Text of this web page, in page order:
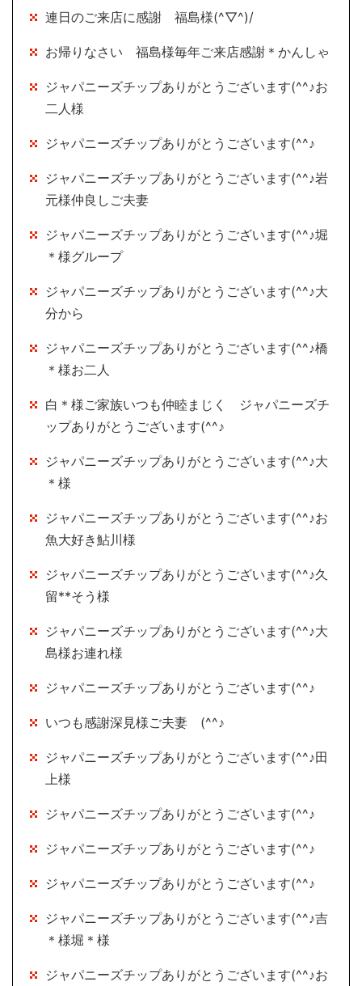
連日のご来店に感謝 福島様(^▽^)/
お帰りなさい 福島様毎年ご来店感謝＊かんしゃ
ジャパニーズチップありがとうございます(^^♪お
二人様
ジャパニーズチップありがとうございます(^^♪
ジャパニーズチップありがとうございます(^^♪岩
元様仲良しご夫妻
ジャパニーズチップありがとうございます(^^♪堀
＊様グループ
ジャパニーズチップありがとうございます(^^♪大
分から
ジャパニーズチップありがとうございます(^^♪橋
＊様お二人
白＊様ご家族いつも仲睦まじく ジャパニーズチ
ップありがとうございます(^^♪
ジャパニーズチップありがとうございます(^^♪大
＊様
ジャパニーズチップありがとうございます(^^♪お
魚大好き鮎川様
ジャパニーズチップありがとうございます(^^♪久
留**そう様
ジャパニーズチップありがとうございます(^^♪大
島様お連れ様
ジャパニーズチップありがとうございます(^^♪
いつも感謝深見様ご夫妻 (^^♪
ジャパニーズチップありがとうございます(^^♪田
上様
ジャパニーズチップありがとうございます(^^♪
ジャパニーズチップありがとうございます(^^♪
ジャパニーズチップありがとうございます(^^♪
ジャパニーズチップありがとうございます(^^♪吉
＊様堀＊様
ジャパニーズチップありがとうございます(^^♪お